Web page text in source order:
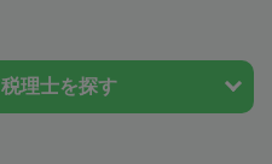
税理士を探す